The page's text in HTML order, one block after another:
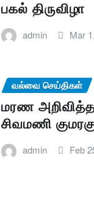
பகல் திருவிழா
admin Mar
வல்வை செய்திகள்
மரண
சிவமணி
admin Feb